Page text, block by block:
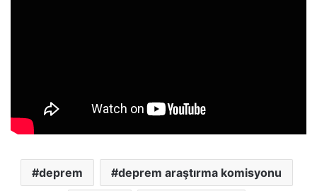
deprem deprem araştırma komisyonu